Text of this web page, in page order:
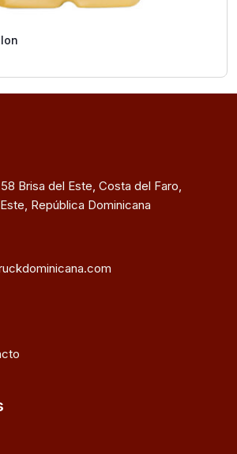
Brisa del Este, Costa del Faro,
República Dominicana